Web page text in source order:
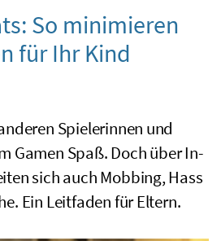
So minimieren
für Ihr Kind
Spielerinnen und
Gamen Spaß. Doch über In-
sich auch Mobbing, Hass
Ein Leitfaden für Eltern.